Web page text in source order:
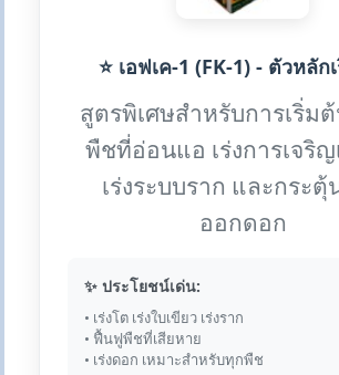
⭐ เอฟเค-1 (FK-1) - ตัวหลัก
สูตรพิเศษสำหรับการเริ่ม
พืชที่อ่อนแอ เร่งการเจริญ
เร่งระบบราก และกระตุ้
ออกดอก
✨ ประโยชน์เด่น:
• เร่งโต เร่งใบเขียว เร่งราก
• ฟื้นฟูพืชที่เสียหาย
• เร่งดอก เหมาะสำหรับทุกพืช